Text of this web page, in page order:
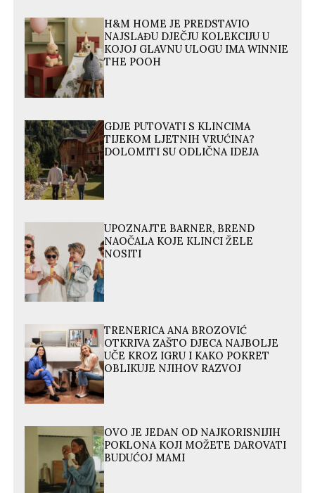
H&M HOME JE PREDSTAVIO
NAJSLAĐU DJEČJU KOLEKCIJU U
KOJOJ GLAVNU ULOGU IMA WINNIE
THE POOH
GDJE PUTOVATI S KLINCIMA
TIJEKOM LJETNIH VRUĆINA?
DOLOMITI SU ODLIČNA IDEJA
UPOZNAJTE BARNER, BREND
NAOČALA KOJE KLINCI ŽELE
NOSITI
TRENERICA ANA BROZOVIĆ
OTKRIVA ZAŠTO DJECA NAJBOLJE
UČE KROZ IGRU I KAKO POKRET
OBLIKUJE NJIHOV RAZVOJ
OVO JE JEDAN OD NAJKORISNIJIH
POKLONA KOJI MOŽETE DAROVATI
BUDUĆOJ MAMI